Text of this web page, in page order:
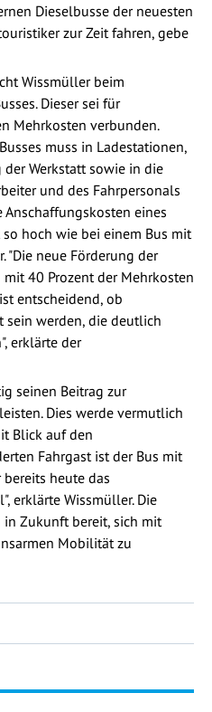
Dieselbusse der neuesten
zur Zeit fahren, gebe
Wissmüller beim
Dieser sei für
Mehrkosten verbunden.
muss in Ladestationen,
Werkstatt sowie in die
und des Fahrpersonals
eines
hoch wie bei einem Bus mit
"Die neue Förderung der
40 Prozent der Mehrkosten
entscheidend, ob
sein werden, die deutlich
erklärte der
seinen Beitrag zur
Dies werde vermutlich
Blick auf den
Fahrgast ist der Bus mit
heute das
erklärte Wissmüller. Die
in Zukunft bereit, sich mit
Mobilität zu